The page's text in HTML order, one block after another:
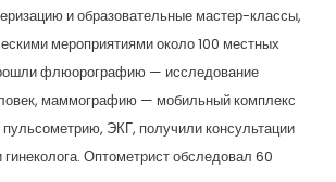
и образовательные мастер-классы,
мероприятиями около 100 местных
флюорографию — исследование
маммографию — мобильный комплекс
ЭКГ, получили консультации
гинеколога. Оптометрист обследовал 60